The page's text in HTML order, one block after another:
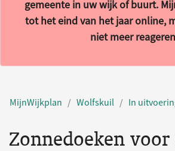
gemeente in uw wijk of buurt.
tot het eind van het jaar online,
niet meer
MijnWijkplan Wolfskuil In
Zonnedoeken